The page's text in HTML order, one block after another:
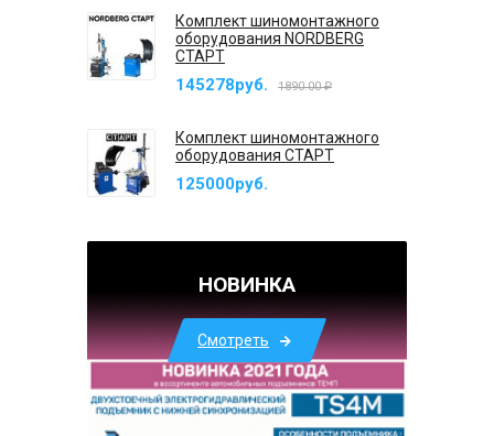
Комплект шиномонтажного
оборудования NORDBERG
СТАРТ
145278руб. 1890.00 ₽
Комплект шиномонтажного
оборудования СТАРТ
125000руб.
НОВИНКА
Смотреть